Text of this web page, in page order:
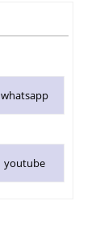
whatsapp
youtube